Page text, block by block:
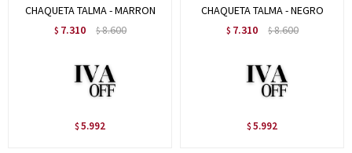
CHAQUETA TALMA - MARRON
$ 7.310 $8.600
$ 5.992
CHAQUETA TALMA - NEGRO
$ 7.310 $8.600
$ 5.992